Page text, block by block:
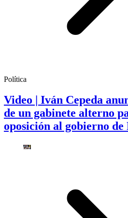
Política
Video | Iván Cepeda
de un gabinete alterno
oposición al gobierno